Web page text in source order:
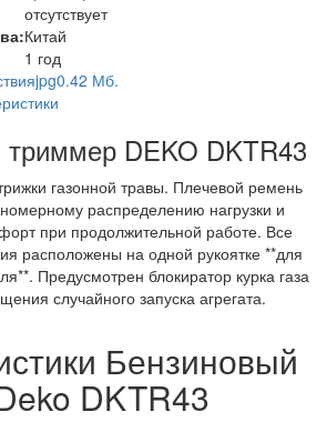
отсутствует
Китай
1 год
jpg0.42 Мб.
DEKO DKTR43
газонной травы. Плечевой ремень
распределению нагрузки и
при продолжительной работе. Все
расположены на одной рукоятке **для
Предусмотрен блокиратор курка газа
случайного запуска агрегата.
Бензиновый
DKTR43